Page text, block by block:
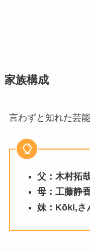
家族構成
言わずと知れた芸能
父：木村拓
母：工藤静
妹：Kōki,さ